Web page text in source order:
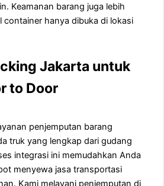
Keamanan barang juga lebih
container hanya dibuka di lokasi
Jakarta untuk
to Door
penjemputan barang
truk yang lengkap dari gudang
integrasi ini memudahkan Anda
menyewa jasa transportasi